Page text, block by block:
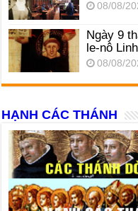
08/08/
Ngày 9
le-nô
08/08/
HẠNH CÁC THÁNH